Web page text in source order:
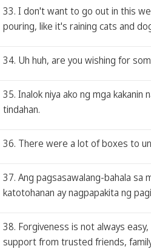
33. I don't want to go out in this
pouring, like it's raining cats and
34. Uh huh, are you wishing for
35. Inalok niya ako ng mga kakanin
tindahan.
36. There were a lot of boxes to
37. Ang pagsasawalang-bahala sa
katotohanan ay nagpapakita ng
38. Forgiveness is not always
support from trusted friends,